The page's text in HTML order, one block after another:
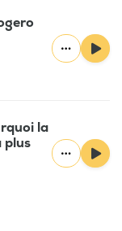
la
plus